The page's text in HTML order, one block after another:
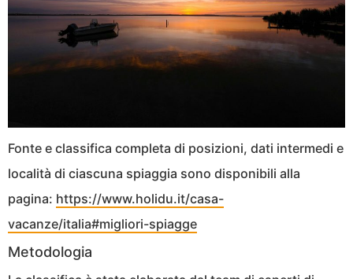
Fonte e classifica completa di posizioni, dati intermedi e
località di ciascuna spiaggia sono disponibili alla
pagina: https://www.holidu.it/casa-
vacanze/italia#migliori-spiagge
Metodologia